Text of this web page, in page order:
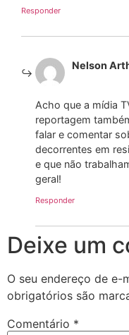
Responder
Nelson
Acho que a mídia
reportagem
falar e comentar
decorrentes em
e que não
geral!
Responder
Deixe um
O seu endereço de e-
obrigatórios são
Comentário *